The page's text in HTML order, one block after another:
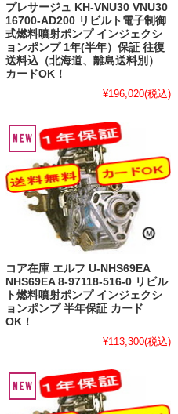
プレサージュ KH-VNU30 VNU30
16700-AD200 リビルト電子制御
式燃料噴射ポンプ インジェクシ
ョンポンプ 1年(半年）保証 往復
送料込（北海道、離島送料別）
カードOK！
¥196,020(税込)
コア在庫 エルフ U-NHS69EA
NHS69EA 8-97118-516-0 リビル
ト燃料噴射ポンプ インジェクシ
ョンポンプ 半年保証 カード
OK！
¥113,300(税込)